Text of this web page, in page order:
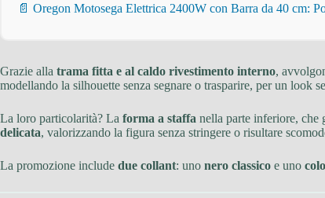
📄 Oregon Motosega Elettrica 2400W con Barra da 40 cm:
Grazie alla trama fitta e al caldo rivestimento interno,
modellando la silhouette senza segnare o trasparire, per un look
La loro particolarità? La forma a staffa nella parte inferiore, che
delicata, valorizzando la figura senza stringere o risultare
La promozione include due collant: uno nero classico e uno